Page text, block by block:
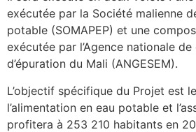
exécutée par la Société malienne
potable (SOMAPEP) et une
exécutée par l’Agence nationale
d’épuration du Mali (ANGESEM).
L’objectif spécifique du Projet est
l’alimentation en eau potable et
profitera à 253 210 habitants en